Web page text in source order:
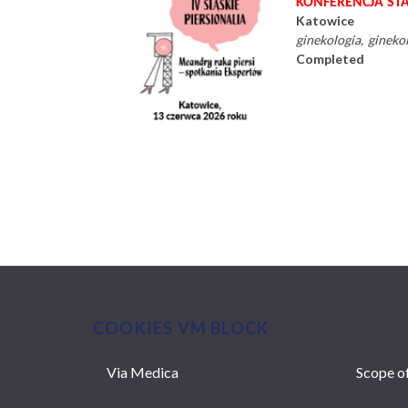
Katowice
ginekologia
Completed
COOKIES VM BLOCK
MAIN
Via Medica Scope